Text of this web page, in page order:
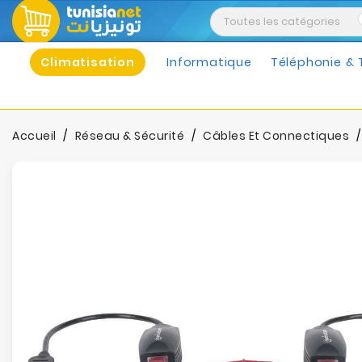
Climatisation Informatique Téléphonie &
Accueil Réseau & Sécurité Câbles Et Connectiques